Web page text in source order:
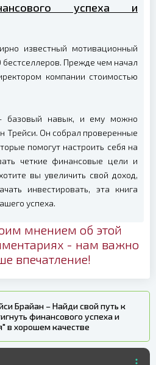
успеха и
известный мотивационный
бестселлеров. Прежде чем начал
компании стоимостью
базовый навык, и ему можно
Трейси. Он собрал проверенные
помогут настроить себя на
четкие финансовые цели и
вы увеличить свой доход,
инвестировать, эта книга
успеха.
мнением об этой
- нам важно
впечатление!
Брайан – Найди свой путь к
финансового успеха и
в хорошем качестве